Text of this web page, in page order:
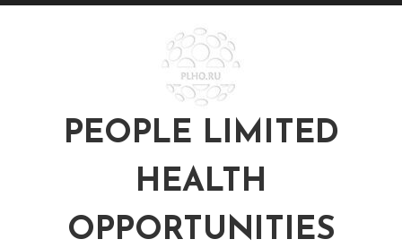
Перейти
PEOPLE LIMITED
HEALTH
OPPORTUNITIES